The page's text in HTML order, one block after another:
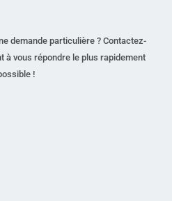
demande particulière ? Contactez-
à vous répondre le plus rapidement
!